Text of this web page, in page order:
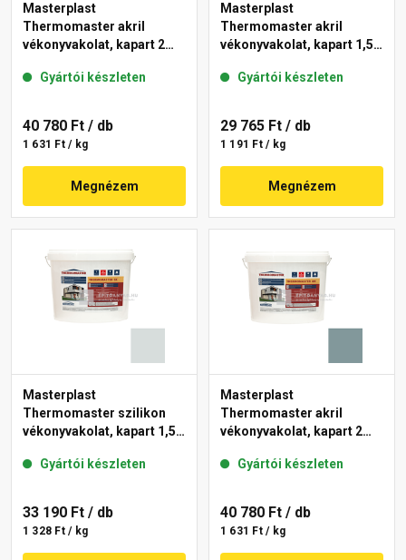
Masterplast
Thermomaster akril
vékonyvakolat, kapart 2
Gyártói készleten
40 780 Ft / db
1 631 Ft / kg
Megnézem
Masterplast
Thermomaster akril
vékonyvakolat, kapart 1,5
Gyártói készleten
29 765 Ft / db
1 191 Ft / kg
Megnézem
Masterplast
Thermomaster szilikon
vékonyvakolat, kapart 1,5
Gyártói készleten
33 190 Ft / db
1 328 Ft / kg
Masterplast
Thermomaster akril
vékonyvakolat, kapart 2
Gyártói készleten
40 780 Ft / db
1 631 Ft / kg